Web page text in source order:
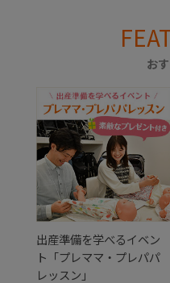
お
出産準備を学べるイベン
ト「プレママ・プレパパ
レッスン」